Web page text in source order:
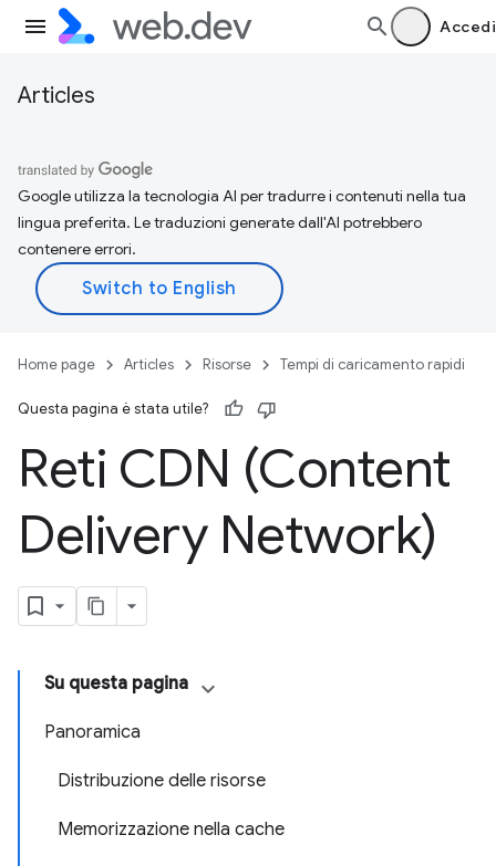
Accedi
Articles
Google utilizza la tecnologia AI per tradurre i contenuti nella tua
lingua preferita. Le traduzioni generate dall'AI potrebbero
contenere errori.
Home page Articles Risorse Tempi di caricamento rapidi
Questa pagina è stata utile?
Reti CDN (Content
Delivery Network)
Su questa pagina
Panoramica
Distribuzione delle risorse
Memorizzazione nella cache